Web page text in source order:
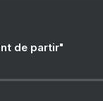
de partir"